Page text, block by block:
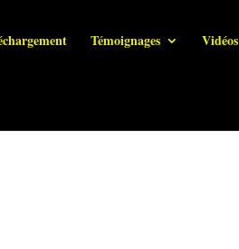
Témoignages Vidéos